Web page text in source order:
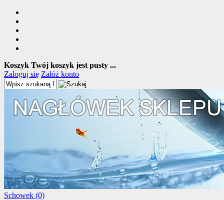
Koszyk Twój koszyk jest pusty ...
Zaloguj się Załóż konto
Schowek (0)